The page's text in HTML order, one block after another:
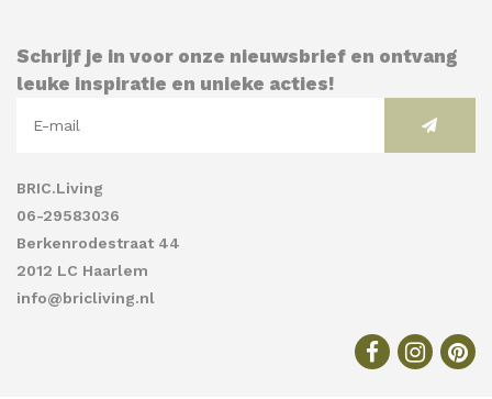
Schrijf je in voor onze nieuwsbrief en ontvang
leuke inspiratie en unieke acties!
BRIC.Living
06-29583036
Berkenrodestraat 44
2012 LC Haarlem
info@bricliving.nl